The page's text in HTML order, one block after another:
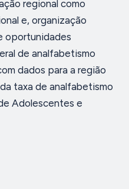
regional como
e, organização
oportunidades
de analfabetismo
dados para a região
taxa de analfabetismo
Adolescentes e